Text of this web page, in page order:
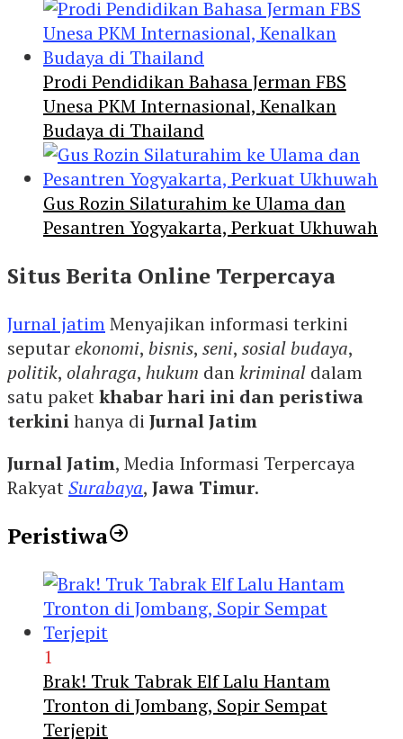
Prodi Pendidikan Bahasa Jerman FBS
Unesa PKM Internasional, Kenalkan
Budaya di Thailand
Gus Rozin Silaturahim ke Ulama dan
Pesantren Yogyakarta, Perkuat Ukhuwah
Situs Berita Online Terpercaya
Jurnal jatimMenyajikan informasi terkini
seputarekonomi, bisnis, seni, sosial budaya,
politik, olahraga, hukum dankriminal dalam
satu paketkhabar hari ini dan peristiwa
terkinihanya di Jurnal Jatim
Jurnal Jatim, Media Informasi Terpercaya
RakyatSurabaya, Jawa Timur.
Peristiwa
1
Brak! Truk Tabrak Elf Lalu Hantam
Tronton di Jombang, Sopir Sempat
Terjepit